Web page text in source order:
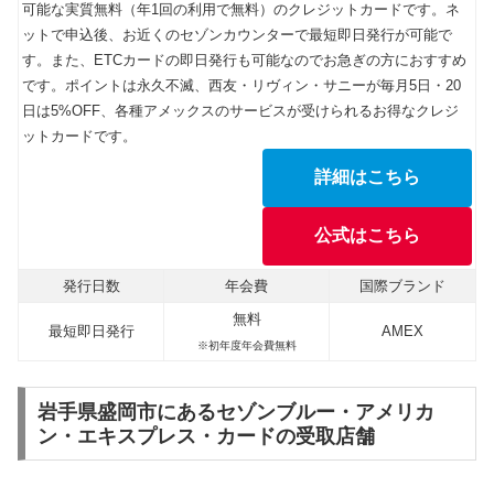
可能な実質無料（年1回の利用で無料）のクレジットカードです。ネ
ットで申込後、お近くのセゾンカウンターで最短即日発行が可能で
す。また、ETCカードの即日発行も可能なのでお急ぎの方におすすめ
です。ポイントは永久不滅、西友・リヴィン・サニーが毎月5日・20
日は5%OFF、各種アメックスのサービスが受けられるお得なクレジ
ットカードです。
詳細はこちら
公式はこちら
発行日数 年会費 国際ブランド
最短即日発行
無料
※初年度年会費無料
AMEX
岩手県盛岡市にあるセゾンブルー・アメリカ
ン・エキスプレス・カードの受取店舗